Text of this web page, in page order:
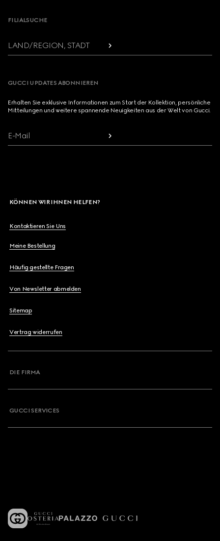
FILIALSUCHE
LAND/REGION, STADT
GUCCI UPDATES ABONNIEREN
Erhalten Sie exklusive Informationen zum Start der Kollektion, persönliche
Mitteilungen und weitere spannende Neuigkeiten aus der Welt von Gucci.
E-Mail
KÖNNEN WIR IHNEN HELFEN?
Kontaktieren Sie Uns
Meine Bestellung
Häufig gestellte Fragen
Von Newsletter abmelden
Sitemap
Vertrag widerrufen
DIE FIRMA
GUCCI SERVICES